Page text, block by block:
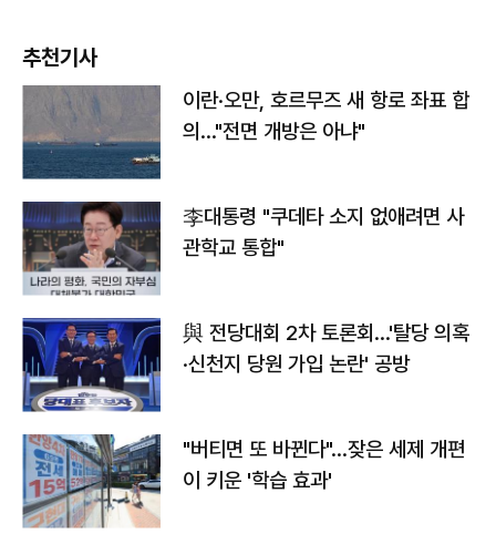
추천기사
이란·오만, 호르무즈 새 항로 좌표 합
의…"전면 개방은 아냐"
李대통령 "쿠데타 소지 없애려면 사
관학교 통합"
與 전당대회 2차 토론회…'탈당 의혹
·신천지 당원 가입 논란' 공방
"버티면 또 바뀐다"…잦은 세제 개편
이 키운 '학습 효과'